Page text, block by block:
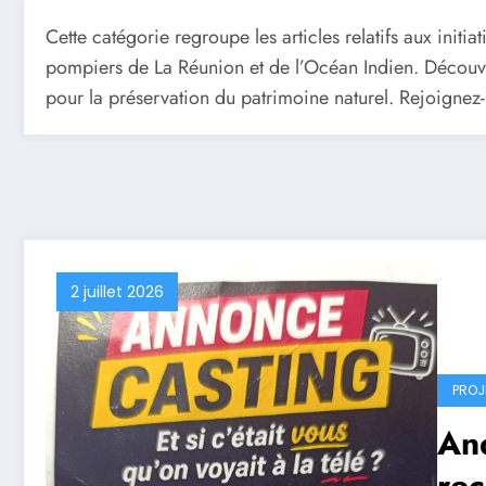
Cette catégorie regroupe les articles relatifs aux
pompiers de La Réunion et de l’Océan Indien.
pour la préservation du patrimoine naturel.
2 juillet 2026